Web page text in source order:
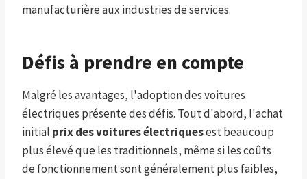
manufacturière aux industries de services.
Défis à prendre en compte
Malgré les avantages, l'adoption des voitures
électriques présente des défis. Tout d'abord, l'achat
initial prix des voitures électriquesest beaucoup
plus élevé que les traditionnels, même si les coûts
de fonctionnement sont généralement plus faibles,